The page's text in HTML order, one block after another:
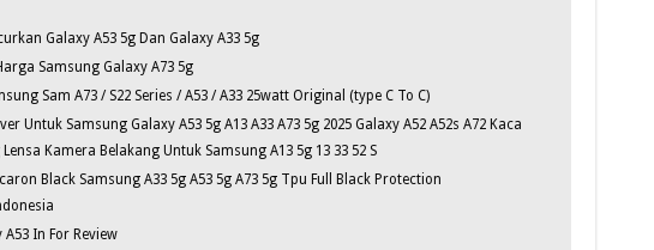
Galaxy A53 5g Dan Galaxy A33 5g
Samsung Galaxy A73 5g
Sam A73 / S22 Series / A53 / A33 25watt Original (type C To C)
Untuk Samsung Galaxy A53 5g A13 A33 A73 5g 2025 Galaxy A52 A52s A72 Kaca
Kamera Belakang Untuk Samsung A13 5g 13 33 52 S
Black Samsung A33 5g A53 5g A73 5g Tpu Full Black Protection
In For Review